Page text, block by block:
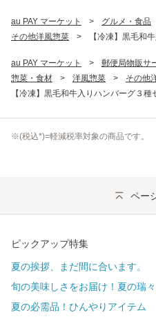
au PAY マーケット > グルメ・食品
その他洋風惣菜
> 【冷凍】黒毛和
au PAY マーケット > 郵便局物販サ
惣菜・食材
> 洋風惣菜 > その他
【冷凍】黒毛和牛入りハンバーグ３種
※(税込*)=軽減税率対象の商品です。
ペー
ピックアップ特集
夏の挨拶、まだ間に合います。
旬の美味しさをお届け！夏の瑞
夏の必需品！ひんやりアイテム